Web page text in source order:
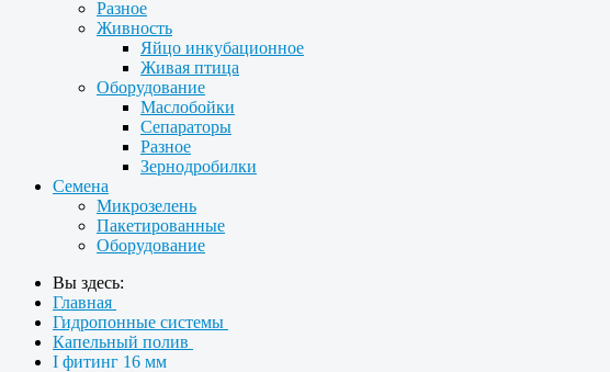
Разное
Живность
Яйцо инкубационное
Живая птица
Оборудование
Маслобойки
Сепараторы
Разное
Зернодробилки
Семена
Микрозелень
Пакетированные
Оборудование
Вы здесь:
Главная
Гидропонные системы
Капельный полив
I фитинг 16 мм